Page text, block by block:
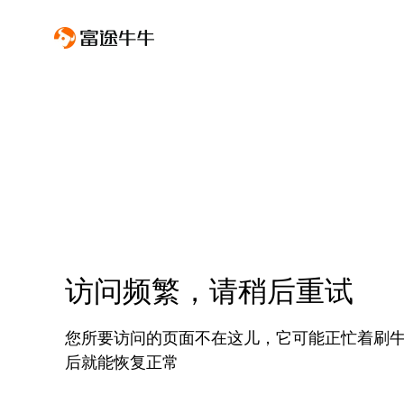
访问频繁，请稍后重试
您所要访问的页面不在这儿，它可能正忙着刷
后就能恢复正常